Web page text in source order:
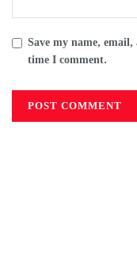
Save my name,
time I comment.